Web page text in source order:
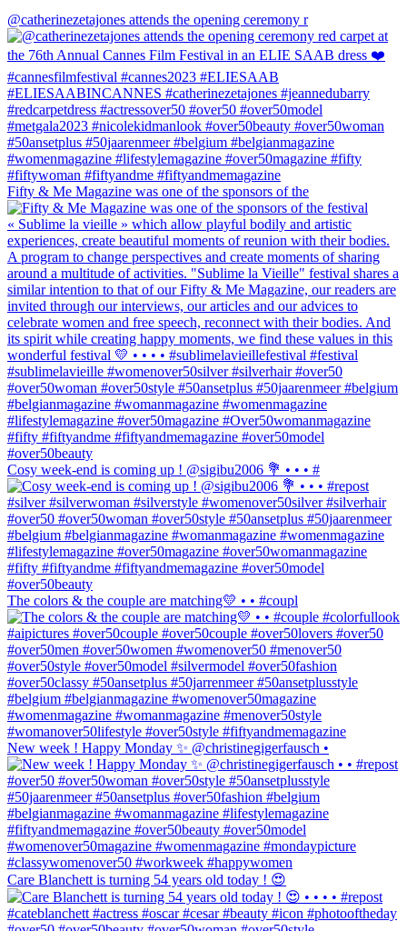
@catherinezetajones attends the opening ceremony r
Fifty & Me Magazine was one of the sponsors of the
Cosy week-end is coming up ! @sigibu2006 💐 • • • #
The colors & the couple are matching💛 • • #coupl
New week ! Happy Monday ✨ @christinegigerfausch •
Care Blanchett is turning 54 years old today ! 😍